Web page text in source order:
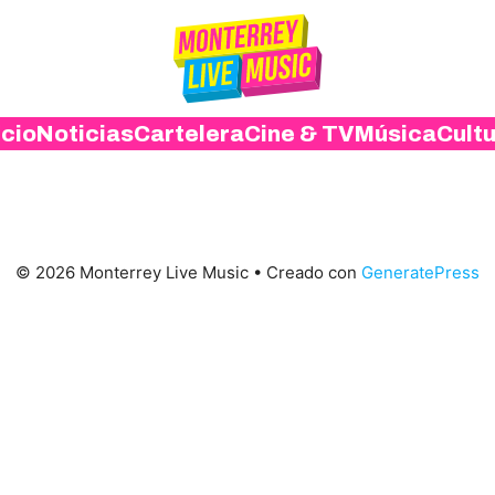
NoticiasCarteleraCine & TVMúsica
© 2026 Monterrey Live Music • Creado con GeneratePress